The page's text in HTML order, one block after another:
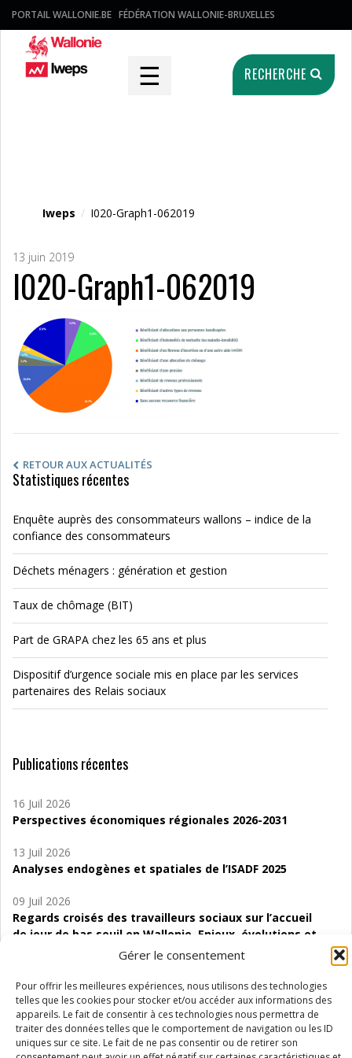
Gérer le consentement
Pour offrir les meilleures expériences, nous utilisons des technologies
telles que les cookies pour stocker et/ou accéder aux informations des
appareils. Le fait de consentir à ces technologies nous permettra de
traiter des données telles que le comportement de navigation ou les ID
uniques sur ce site. Le fait de ne pas consentir ou de retirer son
PORTAIL WALLONIE.BE FÉDÉRATION WALLONIE-BRUXELLES
☰ RECHERCHE
Iweps / I020-Graph1-062019
13 juin 2019
I020-Graph1-062019
RETOUR AUX ACTUALITÉS
Statistiques récentes
Enquête auprès des consommateurs wallons – indice de la
confiance des consommateurs
Déchets ménagers : génération et gestion
Taux de chômage (BIT)
Part de GRAPA chez les 65 ans et plus
Dispositif d’urgence sociale mis en place par les services
partenaires des Relais sociaux
Publications récentes
16 Juil 2026
Perspectives économiques régionales 2026-2031
13 Juil 2026
Analyses endogènes et spatiales de l’ISADF 2025
09 Juil 2026
Regards croisés des travailleurs sociaux sur l’accueil
de jour de bas seuil en Wallonie. Enjeux, évolutions et
06 Juil 2026
Étude d’évaluabilité des Structures
d’accompagnement à l’autocréation d’emploi (SAACE)
01 Juil 2026